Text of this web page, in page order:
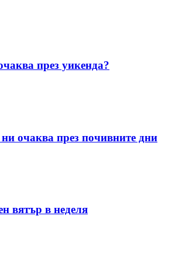
през уикенда?
очаква през почивните дни
вятър в неделя